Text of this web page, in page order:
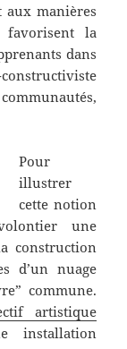
aux manières
favorisent la
dans
Pour
illustrer
cette notion
une
construction
d’un nuage
commune.
artistique
installation